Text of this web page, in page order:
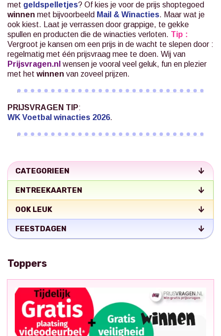
met geldspelletjes? Of kies je voor de prijs shoptegoed
winnen met bijvoorbeeld Mail & Winacties. Maar wat je
ook kiest. Laat je verrassen door grappige, te gekke
spullen en producten die de winacties verloten. Tip :
Vergroot je kansen om een prijs in de wacht te slepen door :
regelmatig met één prijsvraag mee te doen. Wij van
Prijsvragen.nl wensen je vooral veel geluk, fun en plezier
met het winnen van zoveel prijzen.
PRIJSVRAGEN TIP:
WK Voetbal winacties 2026.
CATEGORIEEN
ENTREEKAARTEN
OOK LEUK
FEESTDAGEN
Toppers